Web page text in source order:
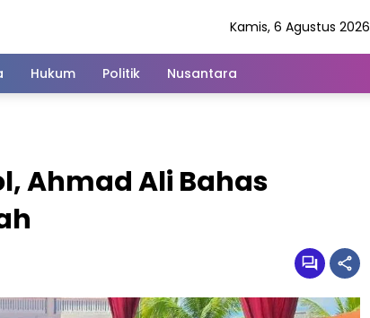
Kamis, 6 Agustus 2026
Hukum Politik Nusantara
Ahmad Ali Bahas